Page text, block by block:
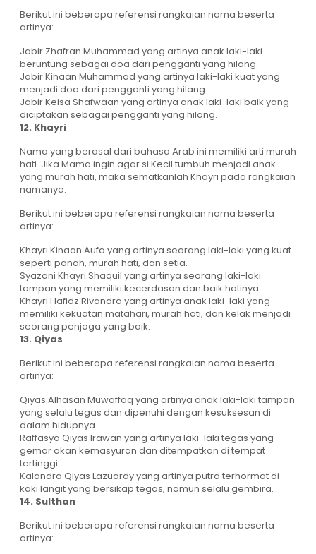
Berikut ini beberapa referensi rangkaian nama beserta
artinya:
Jabir Zhafran Muhammad yang artinya anak laki-laki
beruntung sebagai doa dari pengganti yang hilang.
Jabir Kinaan Muhammad yang artinya laki-laki kuat yang
menjadi doa dari pengganti yang hilang.
Jabir Keisa Shafwaan yang artinya anak laki-laki baik yang
diciptakan sebagai pengganti yang hilang.
12. Khayri
Nama yang berasal dari bahasa Arab ini memiliki arti murah
hati. Jika Mama ingin agar si Kecil tumbuh menjadi anak
yang murah hati, maka sematkanlah Khayri pada rangkaian
namanya.
Berikut ini beberapa referensi rangkaian nama beserta
artinya:
Khayri Kinaan Aufa yang artinya seorang laki-laki yang kuat
seperti panah, murah hati, dan setia.
Syazani Khayri Shaquil yang artinya seorang laki-laki
tampan yang memiliki kecerdasan dan baik hatinya.
Khayri Hafidz Rivandra yang artinya anak laki-laki yang
memiliki kekuatan matahari, murah hati, dan kelak menjadi
seorang penjaga yang baik.
13. Qiyas
Berikut ini beberapa referensi rangkaian nama beserta
artinya:
Qiyas Alhasan Muwaffaq yang artinya anak laki-laki tampan
yang selalu tegas dan dipenuhi dengan kesuksesan di
dalam hidupnya.
Raffasya Qiyas Irawan yang artinya laki-laki tegas yang
gemar akan kemasyuran dan ditempatkan di tempat
tertinggi.
Kalandra Qiyas Lazuardy yang artinya putra terhormat di
kaki langit yang bersikap tegas, namun selalu gembira.
14. Sulthan
Berikut ini beberapa referensi rangkaian nama beserta
artinya: